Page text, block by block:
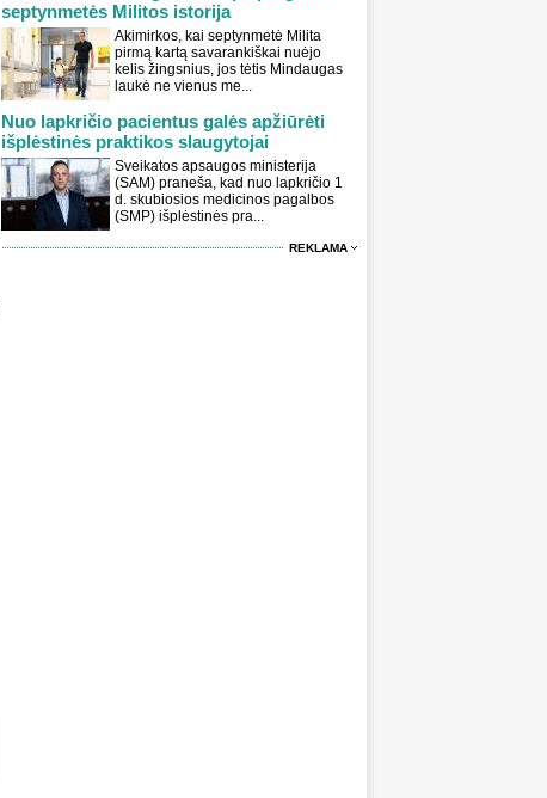
septynmetės Militos istorija
Akimirkos, kai septynmetė Milita
pirmą kartą savarankiškai nuėjo
kelis žingsnius, jos tėtis Mindaugas
laukė ne vienus me...
Nuo lapkričio pacientus galės apžiūrėti
išplėstinės praktikos slaugytojai
Sveikatos apsaugos ministerija
(SAM) praneša, kad nuo lapkričio 1
d. skubiosios medicinos pagalbos
(SMP) išplėstinės pra...
REKLAMA